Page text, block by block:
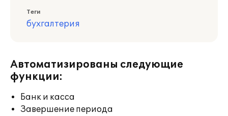
Теги
бухгалтерия
Автоматизированы следующие
функции:
Банк и касса
Завершение периода